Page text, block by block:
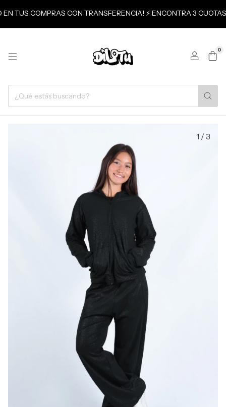
TUS COMPRAS CON TRANSFERENCIA! ⚡ ENCONTRA 3
0
1 / 3